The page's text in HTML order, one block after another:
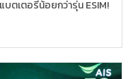
ตเตอรี่น้อยกว่ารุ่น ESIM!